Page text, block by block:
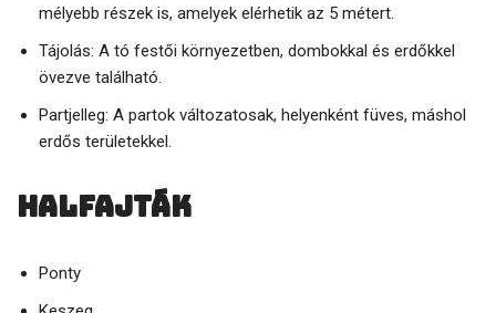
mélyebb részek is, amelyek elérhetik az 5 métert.
Tájolás: A tó festői környezetben, dombokkal és erdőkkel
övezve található.
Partjelleg: A partok változatosak, helyenként füves, máshol
erdős területekkel.
Halfajták
Ponty